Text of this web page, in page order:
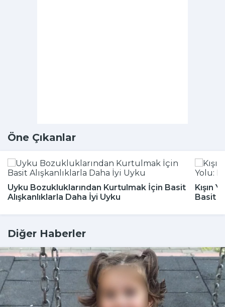
Öne Çıkanlar
Uyku Bozukluklarından Kurtulmak İçin Basit
Alışkanlıklarla Daha İyi Uyku
Kışın
Basit
Diğer Haberler